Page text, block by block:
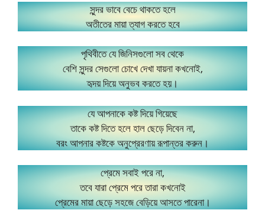
সুন্দর ভাবে বেচে থাকতে হলে
অতীতের মায়া ত্যাগ করতে হবে
পৃথিবীতে যে জিনিসগুলো সব থেকে
বেশি সুন্দর সেগুলো চোখে দেখা যায়না কখনোই,
হৃদয় দিয়ে অনুভব করতে হয়।
যে আপনাকে কষ্ট দিয়ে গিয়েছে
তাকে কষ্ট দিতে হলে হাল ছেড়ে দিবেন না,
বরং আপনার কষ্টকে অনুপ্রেরণায় রূপান্তর করুন।
প্রেমে সবাই পরে না,
তবে যারা প্রেমে পরে তারা কখনোই
প্রেমের মায়া ছেড়ে সহজে বেড়িয়ে আসতে পারেনা।